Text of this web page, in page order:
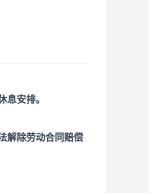
安排。
解除劳动合同赔偿